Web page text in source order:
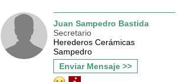
Juan Sampedro Bastida
Secretario
Herederos Cerámicas
Sampedro
Enviar Mensaje >>